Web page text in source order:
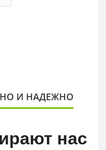
И НАДЕЖНО
нас